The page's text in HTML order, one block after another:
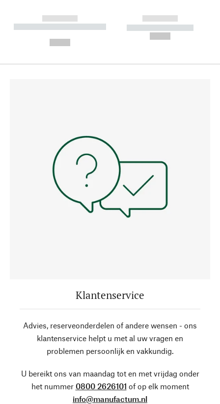
------------
----------- ----------- --------
------------
----------- -----------
Klantenservice
Advies, reserveonderdelen of andere wensen - ons
klantenservice helpt u met al uw vragen en
problemen persoonlijk en vakkundig.
U bereikt ons van maandag tot en met vrijdag onder
het nummer 0800 2626101 of op elk moment
info@manufactum.nl